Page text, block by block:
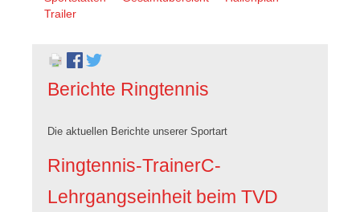
überspringen
Trailer
Berichte Ringtennis
Die aktuellen Berichte unserer Sportart
Ringtennis-TrainerC-
Lehrgangseinheit beim TVD